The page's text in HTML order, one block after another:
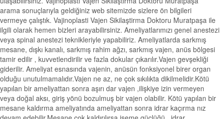
arama sonuçlarıyla geldiğiniz web sitemizde sizlere ön bilgileri
vermeye çalıştık. Vajinoplasti Vajen Sikilaştirma Doktoru Muratpaşa ile
ilgili olarak hemen bizleri arayabilirsiniz. Ameliyatlarımızı genel anestezi
veya spinal anestezi teknikleriyle yapabiliriz. Ameliyatlarda sarkmış
mesane, dışkı kanalı, sarkmış rahim ağzı, sarkmış vajen, anüs bölgesi
tamir edilir , kuvvetlendirilir ve fazla dokular çıkarılır.Vajen gevşekliği
giderilir. Ameliyat esnasında vajenin, anüsün fonksiyonel birer organ
olduğu unutulmamalıdır.Vajen ne az, ne çok sıkılıkta dikilmelidir.Kötü
yapılan bir ameliyattan sonra aşırı dar vajen ,ilişkiye izin vermeyen
veya doğal aksı, giriş yönü bozulmuş bir vajen olabilir. Kötü yapılan bir
mesane kaldırma ameliyatında ameliyattan sonra idrar kaçırma nız